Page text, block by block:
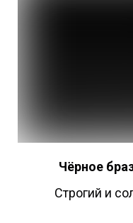
Чёрное
Строгий и